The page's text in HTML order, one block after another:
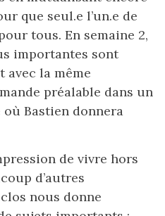
que seul.e l’un.e de
tous. En semaine 2,
importantes sont
avec la même
préalable dans un
où Bastien donnera
de vivre hors
d’autres
nous donne